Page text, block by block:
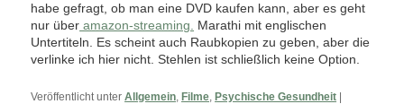
habe gefragt, ob man eine DVD kaufen kann, aber es geht
nur über amazon-streaming.
Marathi mit englischen
Untertiteln. Es scheint auch Raubkopien zu geben, aber die
verlinke ich hier nicht. Stehlen ist schließlich keine Option.
Veröffentlicht unter Allgemein ,Filme ,Psychische Gesundheit |